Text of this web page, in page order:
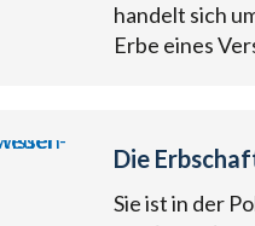
handelt sich
Erbe eines
Die
Sie ist in der